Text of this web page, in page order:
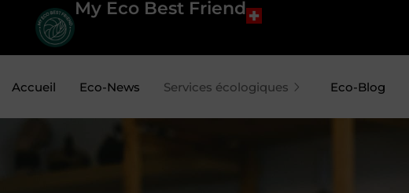
My Eco Best Friend
Accueil Eco-News Services écologiques Eco-Blog